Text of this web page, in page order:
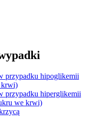
przypadku hipoglikemii
krwi)
przypadku hiperglikemii
we krwi)